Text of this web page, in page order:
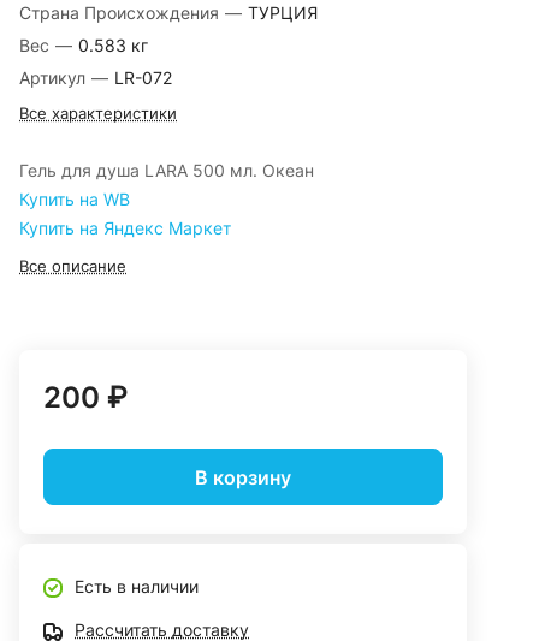
Страна Происхождения — ТУРЦИЯ
Вес — 0.583 кг
Артикул — LR-072
Все характеристики
Гель для душа LARA 500 мл. Океан
Купить на WB
Купить на Яндекс Маркет
Все описание
200 ₽
В корзину
Есть в наличии
Рассчитать доставку